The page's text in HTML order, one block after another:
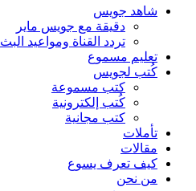
شاهد جويس
دقيقة مع جويس ماير
تردد القناة ومواعيد البث
تعليم مسموع
كُتب لجويس
كتب مسموعة
كُتب إلكترونية
كتب مجانية
تأملات
مقالات
كيف تعرف يسوع
من نحن